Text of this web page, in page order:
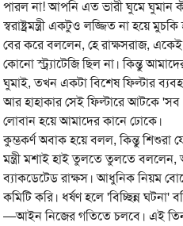
পারল না! আপনি এত ভারী ঘুমে ঘুমান
স্বরাষ্ট্রমন্ত্রী একটুও লজ্জিত না হয়ে
বের করে বললেন, হে রাক্ষসরাজ,
কোনো স্ট্র্যাটেজি ছিল না। কিন্তু
ঘুমাই, তখন একটা বিশেষ ফিল্টার
আর হাহাকার সেই ফিল্টারে আটকে 'সব
লোবান হয়ে আমাদের কানে ঢোকে।
কুম্ভকর্ণ অবাক হয়ে বলল, কিন্তু শিশুরা
মন্ত্রী মশাই হাই তুলতে তুলতে
ব্যাকডেটেড রাক্ষস। আধুনিক নিয়ম
কমিটি করি। ধর্ষণ হলে 'বিচ্ছিন্ন ঘটনা'
—আইন নিজের গতিতে চলবে। এই